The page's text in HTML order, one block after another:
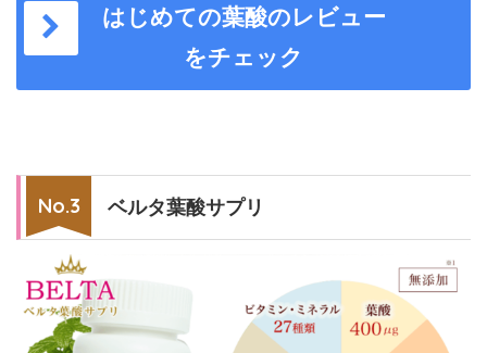
はじめての葉酸のレビュー
をチェック
ベルタ葉酸サプリ